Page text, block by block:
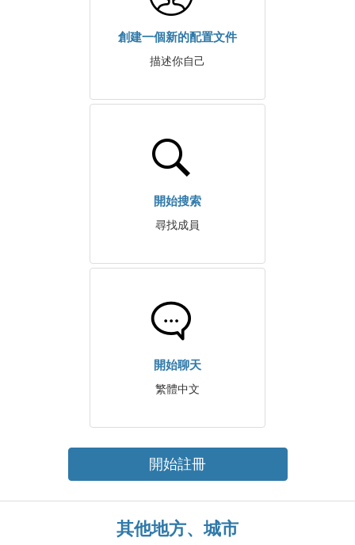
創建一個新的配置文件
描述你自己
開始搜索
尋找成員
開始聊天
繁體中文
開始註冊
其他地方、城市